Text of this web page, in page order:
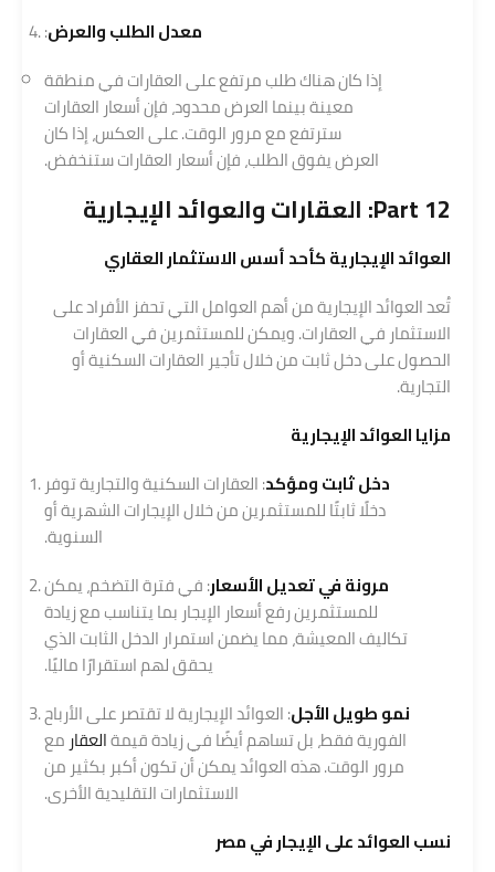
معدل الطلب والعرض:
إذا كان هناك طلب مرتفع على العقارات في منطقة
معينة بينما العرض محدود، فإن أسعار العقارات
سترتفع مع مرور الوقت. على العكس، إذا كان
العرض يفوق الطلب، فإن أسعار العقارات ستنخفض.
Part 12: العقارات و العوائد الإيجارية
العوائد الإيجارية كأحد أسسالاستثمار العقاري
تُعد العوائد الإيجارية من أهم العوامل التي تحفز الأفراد على
الاستثمار في العقارات. ويمكن للمستثمرين في العقارات
الحصول على دخل ثابت من خلال تأجير العقارات السكنية أو
التجارية.
مزايا العوائد الإيجارية
دخل ثابت ومؤكد: العقارات السكنية والتجارية توفر
دخلًا ثابتًا للمستثمرين من خلال الإيجارات الشهرية أو
السنوية.
مرونة في تعديل الأسعار: في فترة التضخم، يمكن
للمستثمرين رفع أسعار الإيجار بما يتناسب مع زيادة
تكاليف المعيشة، مما يضمن استمرار الدخل الثابت الذي
يحقق لهم استقرارًا ماليًا.
نمو طويل الأجل: العوائد الإيجارية لا تقتصر على الأرباح
الفورية فقط، بل تساهم أيضًا في زيادة قيمةالعقار مع
مرور الوقت. هذه العوائد يمكن أن تكون أكبر بكثير من
الاستثمارات التقليدية الأخرى.
نسب العوائد على الإيجار في مصر